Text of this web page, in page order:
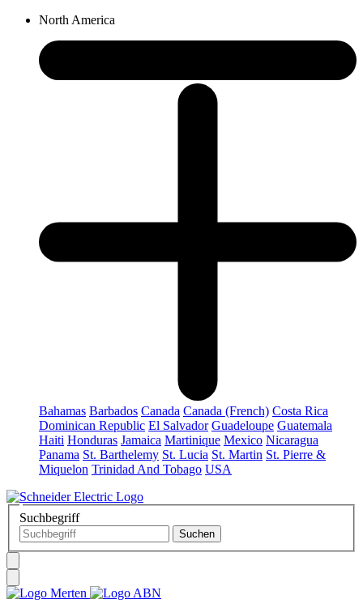
North America
Bahamas Barbados Canada Canada (French) Costa Rica
Dominican Republic El Salvador Guadeloupe Guatemala
Haiti Honduras Jamaica Martinique Mexico Nicaragua
Panama St. Barthelemy St. Lucia St. Martin St. Pierre &
Miquelon Trinidad And Tobago USA
Suchbegriff